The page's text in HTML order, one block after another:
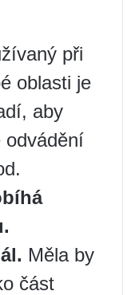
při
oblasti je
aby
odvádění
Měla by
část